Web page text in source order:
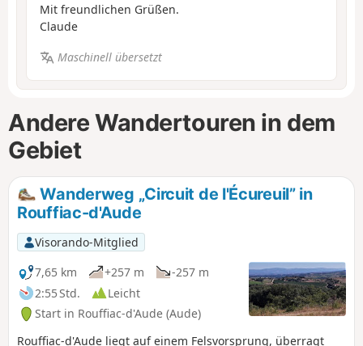
Mit freundlichen Grüßen.
Claude
Maschinell übersetzt
Andere Wandertouren in dem
Gebiet
Wanderweg „Circuit de l'Écureuil” in
Rouffiac-d'Aude
Visorando-Mitglied
7,65 km
+257 m
-257 m
2:55 Std.
Leicht
Start in Rouffiac-d'Aude (Aude)
Rouffiac-d'Aude liegt auf einem Felsvorsprung, überragt